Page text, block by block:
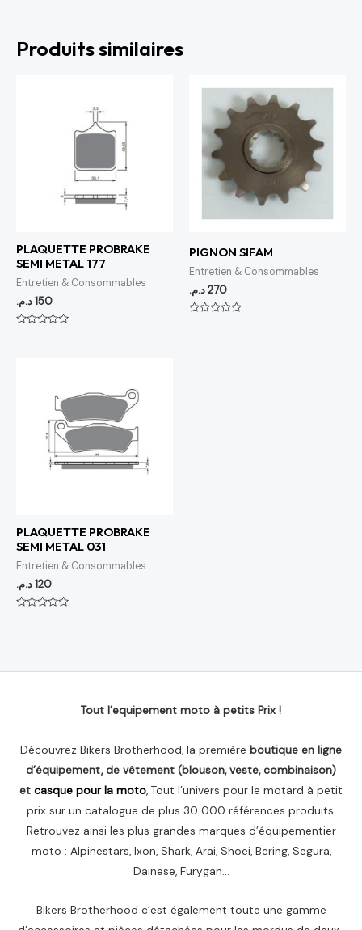
Produits similaires
PLAQUETTE PROBRAKE
SEMI METAL 177
Entretien & Consommables
150د.م.
PIGNON SIFAM
Entretien & Consommables
270د.م.
PLAQUETTE PROBRAKE
SEMI METAL 031
Entretien & Consommables
120د.م.
Tout l’equipement moto à petits Prix !
Découvrez Bikers Brotherhood, la première boutique en ligne
d’équipement, de vêtement (blouson, veste, combinaison)
et casque pour la moto , Tout l’univers pour le motard à petit
prix sur un catalogue de plus 30 000 références produits.
Retrouvez ainsi les plus grandes marques d’équipementier
moto : Alpinestars, Ixon, Shark, Arai, Shoei, Bering, Segura,
Dainese, Furygan…
Bikers Brotherhood c’est également toute une gamme